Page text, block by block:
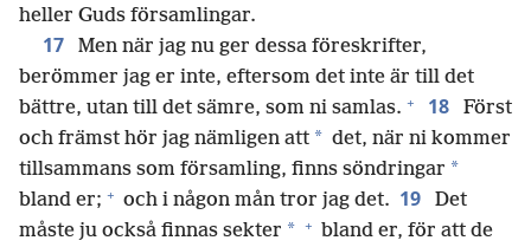
heller Guds församlingar.
17
Men när jag nu ger dessa föreskrifter,
berömmer jag er inte, eftersom det inte är till det
bättre, utan till det sämre, som ni samlas. + 18
Först
och främst hör jag nämligen att * det, när ni kommer
tillsammans som församling, finns söndringar *
bland er; + och i någon mån tror jag det. 19
Det
måste ju också finnas sekter * + bland er, för att de